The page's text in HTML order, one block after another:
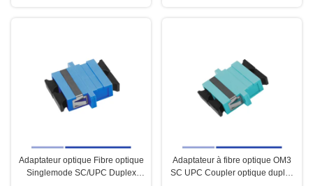
Adaptateur optique Fibre optique
Singlemode SC/UPC Duplex
Adaptateur à fibre optique OM3
SC UPC Coupler optique duplex